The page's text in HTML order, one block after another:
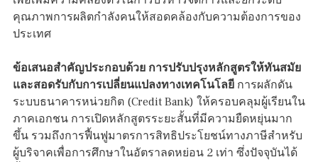
คุณภาพการผลิตกำลังคนให้สอดคล้องกับความต้องการของ
ประเทศ
ข้อเสนอสำคัญประกอบด้วย การปรับปรุงหลักสูตรให้ทันสมัย
และสอดรับกับการเปลี่ยนแปลงทางเทคโนโลยี การผลักดัน
ระบบธนาคารหน่วยกิต (Credit Bank) ให้ครอบคลุมผู้เรียนใน
ภาคเอกชน การเปิดหลักสูตรระยะสั้นที่มีความยืดหยุ่นมาก
ขึ้น รวมถึงการฟื้นฟูมาตรการสิทธิประโยชน์ทางภาษีสำหรับ
ผู้บริจาคเพื่อการศึกษาในอัตราลดหย่อน 2 เท่า ซึ่งปัจจุบันได้